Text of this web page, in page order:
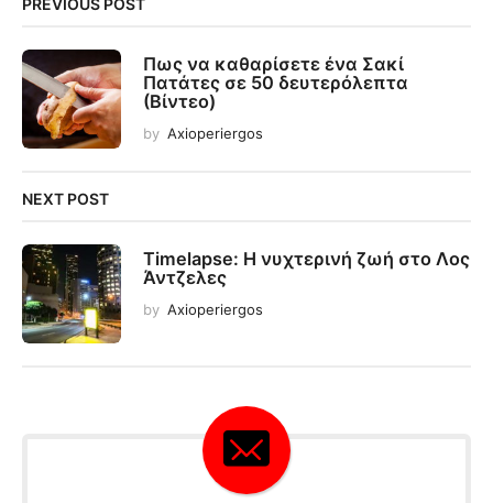
PREVIOUS POST
Πως να καθαρίσετε ένα Σακί
Πατάτες σε 50 δευτερόλεπτα
(Βίντεο)
by Axioperiergos
NEXT POST
Timelapse: Η νυχτερινή ζωή στο Λος
Άντζελες
by Axioperiergos